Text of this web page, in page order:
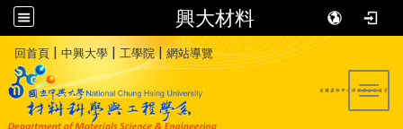
興大材料
回首頁 | 中興大學 | 工學院|網站導覽